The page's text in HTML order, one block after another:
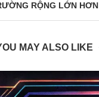
RỘNG LỚN HƠN
MAY ALSO LIKE